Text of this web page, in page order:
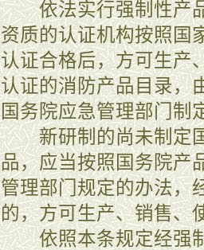
依法实行强制性产品
资质的认证机构按照国
认证合格后，方可生产
认证的消防产品目录，
国务院应急管理部门制
新研制的尚未制定国
品，应当按照国务院产
管理部门规定的办法，
的，方可生产、销售、
依照本条规定经强制